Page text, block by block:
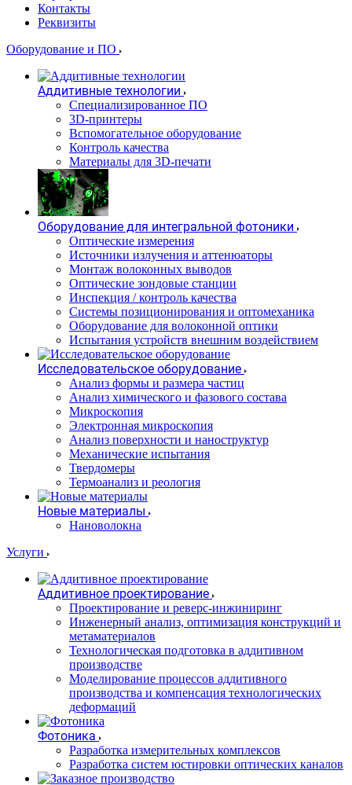
Контакты
Реквизиты
Оборудование и ПО
Аддитивные технологии
Специализированное ПО
3D-принтеры
Вспомогательное оборудование
Контроль качества
Материалы для 3D-печати
Оборудование для интегральной фотоники
Оптические измерения
Источники излучения и аттенюаторы
Монтаж волоконных выводов
Оптические зондовые станции
Инспекция / контроль качества
Системы позиционирования и оптомеханика
Оборудование для волоконной оптики
Испытания устройств внешним воздействием
Исследовательское оборудование
Анализ формы и размера частиц
Анализ химического и фазового состава
Микроскопия
Электронная микроскопия
Анализ поверхности и наноструктур
Механические испытания
Твердомеры
Термоанализ и реология
Новые материалы
Нановолокна
Услуги
Аддитивное проектирование
Проектирование и реверс-инжиниринг
Инженерный анализ, оптимизация конструкций и
метаматериалов
Технологическая подготовка в аддитивном
производстве
Моделирование процессов аддитивного
производства и компенсация технологических
деформаций
Фотоника
Разработка измерительных комплексов
Разработка систем юстировки оптических каналов